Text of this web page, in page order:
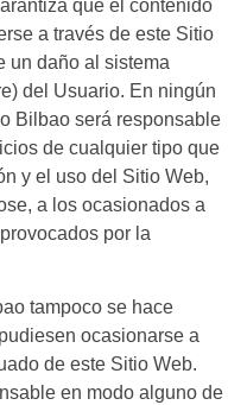
que el contenido
a través de este Sitio
un daño al sistema
del Usuario. En ningún
Bilbao será responsable
de cualquier tipo que
y el uso del Sitio Web,
a los ocasionados a
por la
tampoco se hace
ocasionarse a
de este Sitio Web.
en modo alguno de